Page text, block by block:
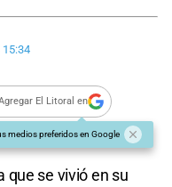
15:34
El Litoral en
medios preferidos en Google
que se vivió en su